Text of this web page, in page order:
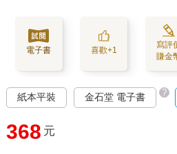
電子書 喜歡+1
寫評
賺金
紙本平裝 金石堂 電子書 ?
368 元